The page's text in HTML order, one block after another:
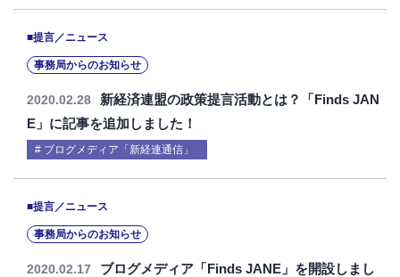
■提言／ニュース
事務局からのお知らせ
2020.02.28
新経済連盟の政策提言活動とは？「Finds JAN
E」に記事を追加しました！
ブログメディア「新経連通信」
■提言／ニュース
事務局からのお知らせ
2020.02.17
ブログメディア「Finds JANE」を開設しまし